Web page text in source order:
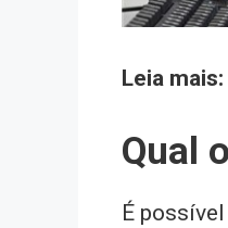
Leia mais:
Qual
É